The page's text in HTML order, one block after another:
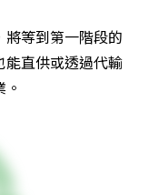
等到第一階段的
能直供或透過代輸